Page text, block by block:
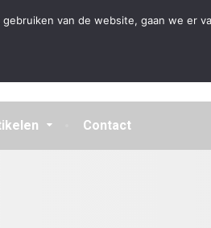
Voorwaarden Disclaimer
Contact
van de website, gaan we er